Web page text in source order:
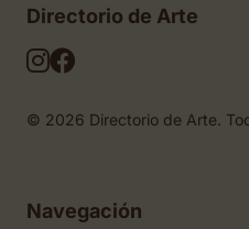
Directorio de Arte
© 2026 Directorio de Arte.
Navegación